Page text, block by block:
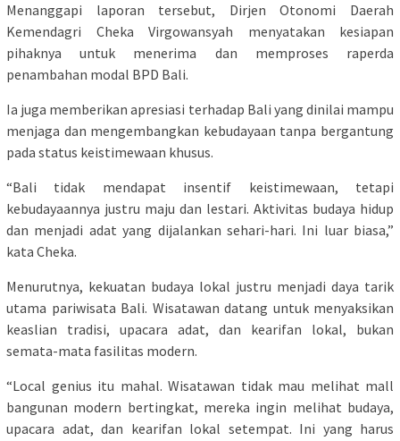
Menanggapi laporan tersebut, Dirjen Otonomi Daerah
Kemendagri Cheka Virgowansyah menyatakan kesiapan
pihaknya untuk menerima dan memproses raperda
penambahan modal BPD Bali.
Ia juga memberikan apresiasi terhadap Bali yang dinilai mampu
menjaga dan mengembangkan kebudayaan tanpa bergantung
pada status keistimewaan khusus.
“Bali tidak mendapat insentif keistimewaan, tetapi
kebudayaannya justru maju dan lestari. Aktivitas budaya hidup
dan menjadi adat yang dijalankan sehari-hari. Ini luar biasa,”
kata Cheka.
Menurutnya, kekuatan budaya lokal justru menjadi daya tarik
utama pariwisata Bali. Wisatawan datang untuk menyaksikan
keaslian tradisi, upacara adat, dan kearifan lokal, bukan
semata-mata fasilitas modern.
“Local genius itu mahal. Wisatawan tidak mau melihat mall
bangunan modern bertingkat, mereka ingin melihat budaya,
upacara adat, dan kearifan lokal setempat. Ini yang harus